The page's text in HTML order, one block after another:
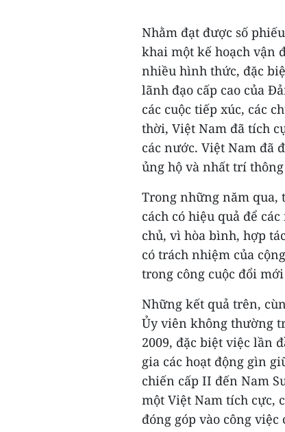
Nhằm đạt được số
khai một kế hoạch vận
nhiều hình thức, đặc
lãnh đạo cấp cao của
các cuộc tiếp xúc, các
thời, Việt Nam đã tích
các nước. Việt Nam đã
ủng hộ và nhất trí
Trong những năm qua,
cách có hiệu quả để
chủ, vì hòa bình, hợp
có trách nhiệm của
trong công cuộc đổi
Những kết quả trên,
Ủy viên không thường
2009, đặc biệt việc lần
gia các hoạt động gìn
chiến cấp II đến Nam
một Việt Nam tích cực,
đóng góp vào công